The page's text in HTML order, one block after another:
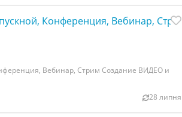
Конференция, Вебинар, Стрим
Вебинар, Стрим Создание ВИДЕО и
28 липня